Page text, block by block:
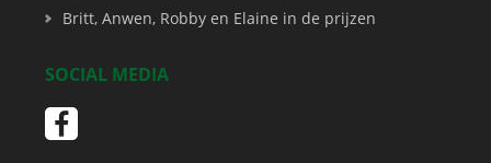
Britt, Anwen, Robby en Elaine in de prijzen
SOCIAL MEDIA